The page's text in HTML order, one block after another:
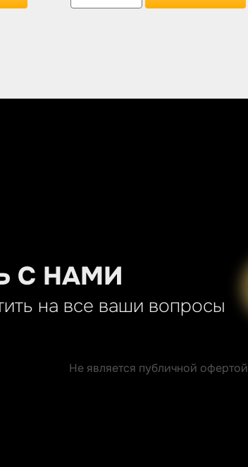
Не является публичной офертой
на все ваши вопросы
С НАМИ